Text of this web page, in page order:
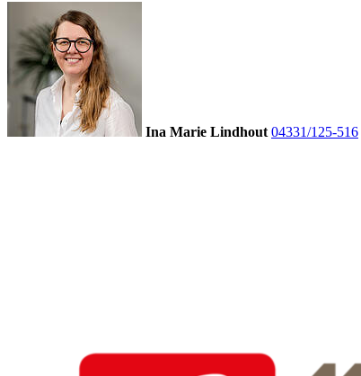
Ina Marie Lindhout 04331/125-516